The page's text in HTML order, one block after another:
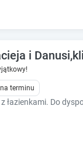
i
terminu